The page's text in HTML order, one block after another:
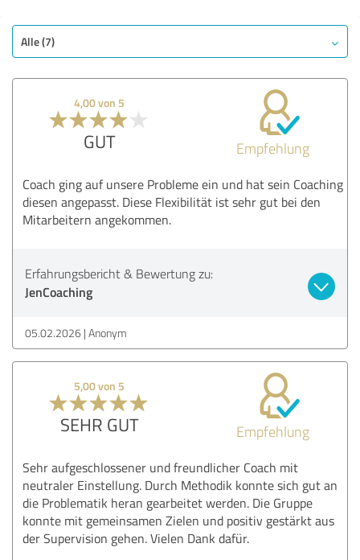
Nutzen
Leistungen
Durchführung
Beratung
Bewertung anzeigen
Alle (7)
4,00 von 5
GUT Empfehlung
Coach ging auf unsere Probleme ein und hat sein Coaching
diesen angepasst. Diese Flexibilität ist sehr gut bei den
Mitarbeitern angekommen.
Erfahrungsbericht & Bewertung zu:
JenCoaching
05.02.2026 Anonym
5,00 von 5
SEHR GUT Empfehlung
Sehr aufgeschlossener und freundlicher Coach mit
neutraler Einstellung. Durch Methodik konnte sich gut an
die Problematik heran gearbeitet werden. Die Gruppe
konnte mit gemeinsamen Zielen und positiv gestärkt aus
der Supervision gehen. Vielen Dank dafür.